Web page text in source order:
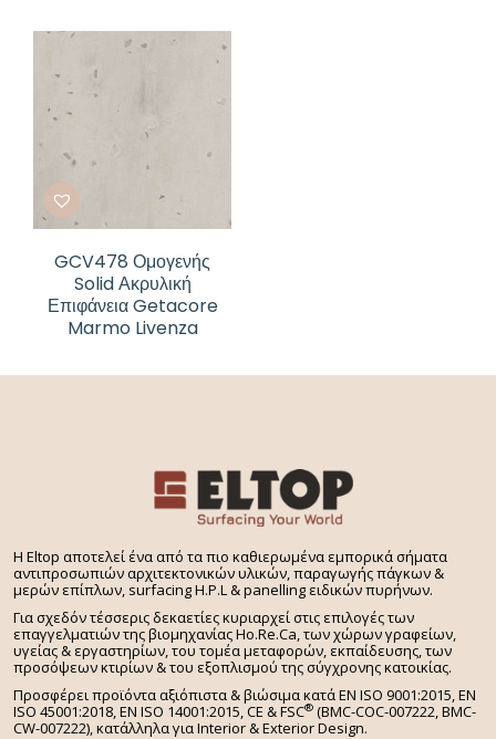
GCV478 Ομογενής
Solid Ακρυλική
Επιφάνεια Getacore
Marmo Livenza
H Eltop αποτελεί ένα από τα πιο καθιερωμένα εμπορικά σήματα
αντιπροσωπιών αρχιτεκτονικών υλικών, παραγωγής πάγκων &
μερών επίπλων, surfacing H.P.L & panelling ειδικών πυρήνων.
Για σχεδόν τέσσερις δεκαετίες κυριαρχεί στις επιλογές των
επαγγελματιών της βιομηχανίας Ho.Re.Ca, των χώρων γραφείων,
υγείας & εργαστηρίων, του τομέα μεταφορών, εκπαίδευσης, των
προσόψεων κτιρίων & του εξοπλισμού της σύγχρονης κατοικίας.
Προσφέρει προϊόντα αξιόπιστα & βιώσιμα κατά EN ISO 9001:2015, EN
ISO 45001:2018, EN ISO 14001:2015, CE & FSC® (BMC-COC-007222, BMC-
CW-007222), κατάλληλα για Interior & Exterior Design.